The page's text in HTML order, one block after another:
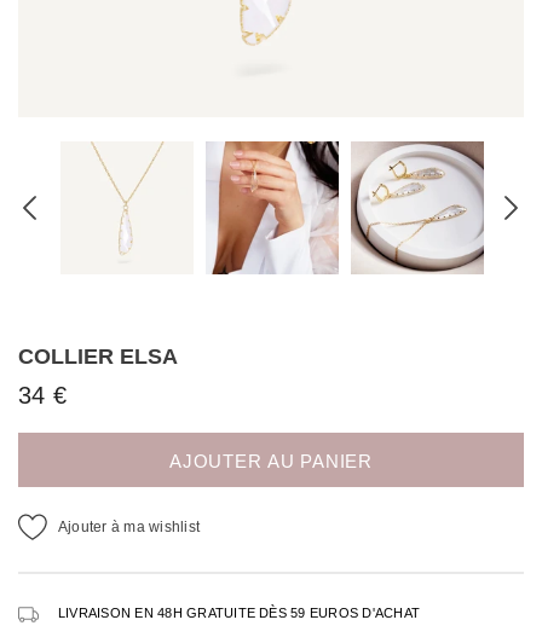
COLLIER ELSA
34 €
Ajouter à ma wishlist
LIVRAISON EN 48H GRATUITE DÈS 59 EUROS D'ACHAT